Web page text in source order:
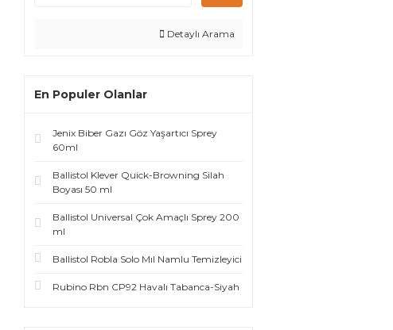
Detaylı Arama
En Populer Olanlar
Jenix Biber Gazı Göz Yaşartıcı Sprey
60ml
Ballistol Klever Quick-Browning Silah
Boyası 50 ml
Ballistol Universal Çok Amaçlı Sprey 200
ml
Ballistol Robla Solo Mıl Namlu Temizleyici
Rubino Rbn CP92 Havalı Tabanca-Siyah